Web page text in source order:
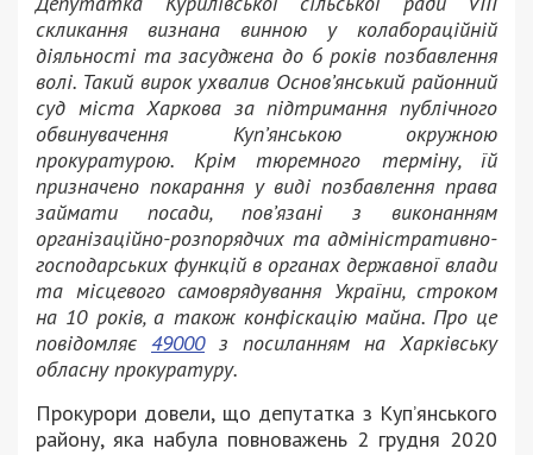
скликання визнана винною у колабораційній
діяльності та засуджена до 6 років позбавлення
волі. Такий вирок ухвалив Основ’янський районний
суд міста Харкова за підтримання публічного
обвинувачення Куп’янською окружною
прокуратурою. Крім тюремного терміну, їй
призначено покарання у виді позбавлення права
займати посади, пов’язані з виконанням
організаційно-розпорядчих та адміністративно-
господарських функцій в органах державної влади
та місцевого самоврядування України, строком
на 10 років, а також конфіскацію майна. Про це
повідомляє 49000з посиланням на Харківську
обласну прокуратуру.
Прокурори довели, що депутатка з Куп’янського
району, яка набула повноважень 2 грудня 2020